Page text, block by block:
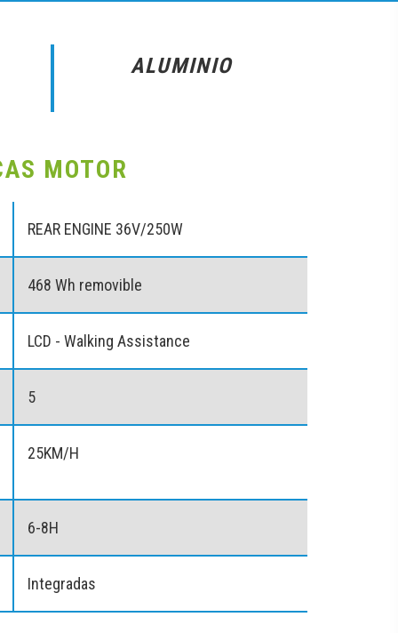
ALUMINIO
MOTOR
REAR ENGINE 36V/250W
468 Wh removible
LCD - Walking Assistance
5
25KM/H
6-8H
Integradas